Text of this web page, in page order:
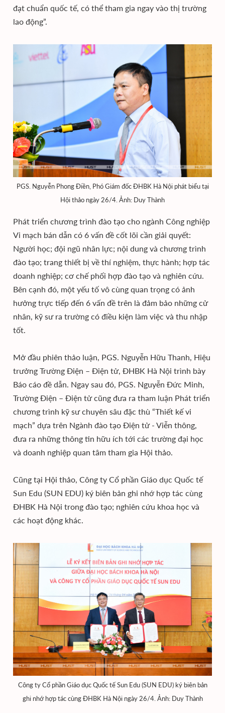
đạt chuẩn quốc tế, có thể tham gia ngay vào thị trường
lao động”.
PGS. Nguyễn Phong Điền, Phó Giám đốc ĐHBK Hà Nội phát biểu tại
Hội thảo ngày 26/4. Ảnh: Duy Thành
Phát triển chương trình đào tạo cho ngành Công nghiệp
Vi mạch bán dẫn có 6 vấn đề cốt lõi cần giải quyết:
Người học; đội ngũ nhân lực; nội dung và chương trình
đào tạo; trang thiết bị về thí nghiệm, thực hành; hợp tác
doanh nghiệp; cơ chế phối hợp đào tạo và nghiên cứu.
Bên cạnh đó, một yếu tố vô cùng quan trọng có ảnh
hưởng trực tiếp đến 6 vấn đề trên là đảm bảo những cử
nhân, kỹ sư ra trường có điều kiện làm việc và thu nhập
tốt.
Mở đầu phiên thảo luận, PGS. Nguyễn Hữu Thanh, Hiệu
trưởng Trường Điện – Điện tử, ĐHBK Hà Nội trình bày
Báo cáo đề dẫn. Ngay sau đó, PGS. Nguyễn Đức Minh,
Trường Điện – Điện tử cũng đưa ra tham luận Phát triển
chương trình kỹ sư chuyên sâu đặc thù “Thiết kế vi
mạch” dựa trên Ngành đào tạo Điện tử - Viễn thông,
đưa ra những thông tin hữu ích tới các trường đại học
và doanh nghiệp quan tâm tham gia Hội thảo.
Cũng tại Hội thảo, Công ty Cổ phần Giáo dục Quốc tế
Sun Edu (SUN EDU) ký biên bản ghi nhớ hợp tác cùng
ĐHBK Hà Nội trong đào tạo; nghiên cứu khoa học và
các hoạt động khác.
Công ty Cổ phần Giáo dục Quốc tế Sun Edu (SUN EDU) ký biên bản
ghi nhớ hợp tác cùng ĐHBK Hà Nội ngày 26/4. Ảnh: Duy Thành